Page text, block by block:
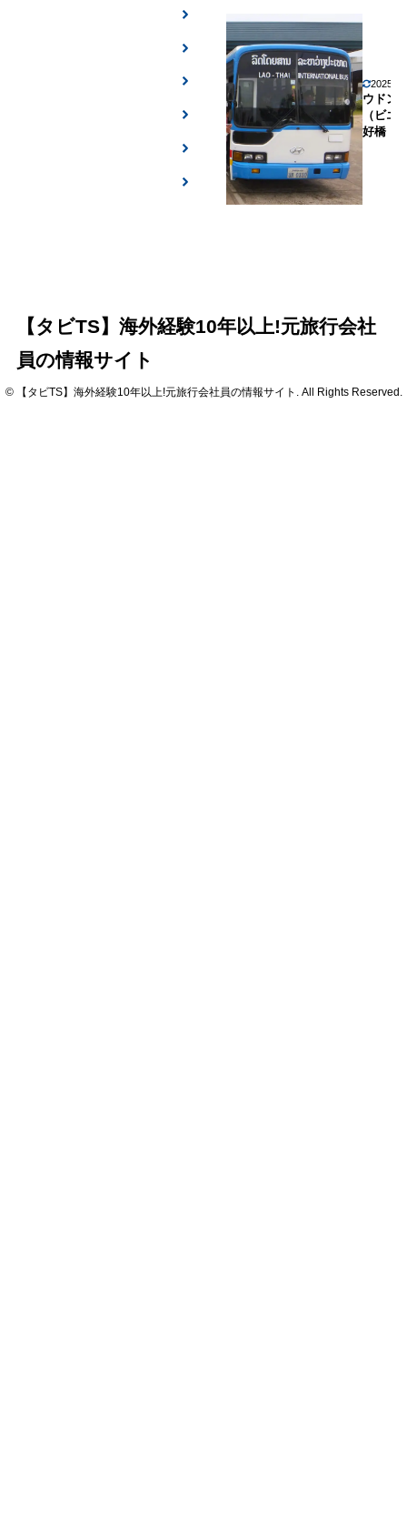
2025年
ウドン
（ビ
好橋
【タビTS】海外経験10年以上!元旅行会社
員の情報サイト
© 【タビTS】海外経験10年以上!元旅行会社員の情報サイト. All Rights Reserved.